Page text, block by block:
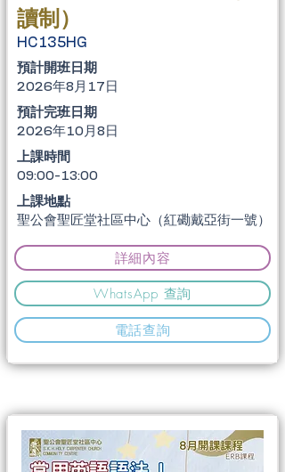
讀制）
HC135HG
​預計開班日期
2026年8月17日
​預計完班日期
2026年10月8日
上課時間
09:00-13:00
上課地點
聖公會聖匠堂社區中心（紅磡戴亞街一號）
詳細內容
WhatsApp 查詢
電話查詢